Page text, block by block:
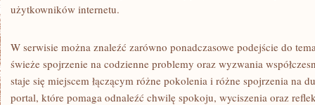
użytkowników internetu.
W serwisie można znaleźć zarówno ponadczasowe podejście do
świeże spojrzenie na codzienne problemy oraz wyzwania
staje się miejscem łączącym różne pokolenia i różne spojrzenia na
portal, które pomaga odnaleźć chwilę spokoju, wyciszenia oraz